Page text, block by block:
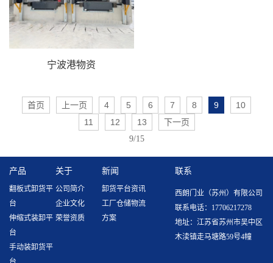
宁波港物资
首页 上一页 4 5 6 7 8 9
10
11
12 13 下一页
9/15
产品
翻板式卸货平
台
伸缩式装卸平
台
手动装卸货平
关于
公司简介
企业文化
荣誉资质
新闻
卸货平台资讯
工厂仓储物流
方案
联系
西朗门业（苏州）有限公司
联系电话：17706217278
地址：江苏省苏州市吴中区
木渎镇走马塘路59号4幢